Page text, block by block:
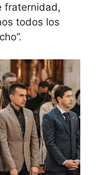
fraternidad,
todos los